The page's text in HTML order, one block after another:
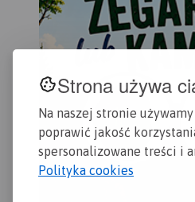
Strona używa
Na naszej stronie
poprawić jakość
spersonalizowane treści i
Polityka cookies